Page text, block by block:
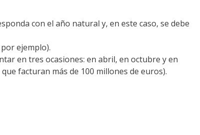
con el año natural y, en este caso, se debe
ejemplo).
en tres ocasiones: en abril, en octubre y en
facturan más de 100 millones de euros).